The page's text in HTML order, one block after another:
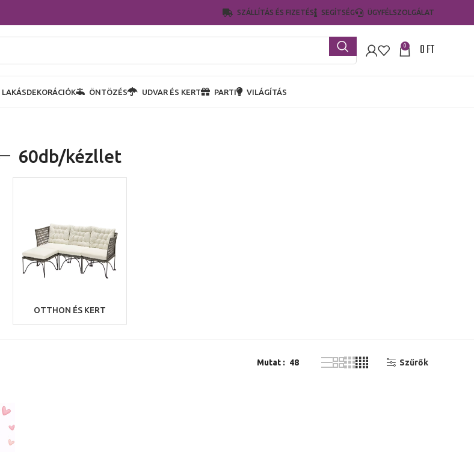
SZÁLLÍTÁS ÉS FIZETÉS SEGÍTSÉG ÜGYFÉLSZOLGÁLAT
0 0FT
LAKÁSDEKORÁCIÓK ÖNTÖZÉS UDVAR ÉS KERT PARTI VILÁGÍTÁS
60db/kézllet
OTTHON ÉS KERT
Mutat 48 Szűrők